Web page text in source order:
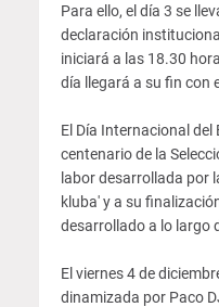
Para ello, el día 3 se
declaración
iniciará a las 18.30
día llegará a su fin con
El Día Internacional del
centenario de la
labor desarrollada por
kluba' y a su
desarrollado a lo largo
El viernes 4 de
dinamizada por Paco